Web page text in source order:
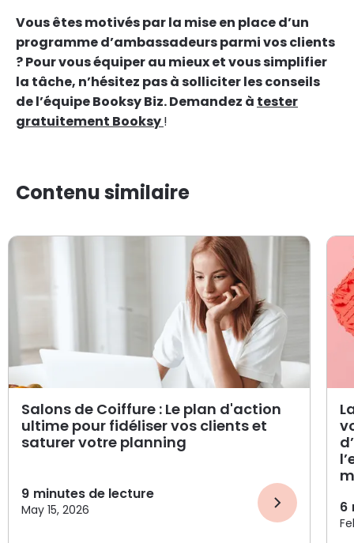
Vous êtes motivés par la mise en place d’un
programme d’ambassadeurs parmi vos clients
? Pour vous équiper au mieux et vous simplifier
la tâche, n’hésitez pas à solliciter les conseils
de l’équipe Booksy Biz. Demandez à tester
gratuitement Booksy!
Contenu similaire
Salons de Coiffure : Le plan d'action
ultime pour fidéliser vos clients et
saturer votre planning
9 minutes de lecture
May 15, 2026 6